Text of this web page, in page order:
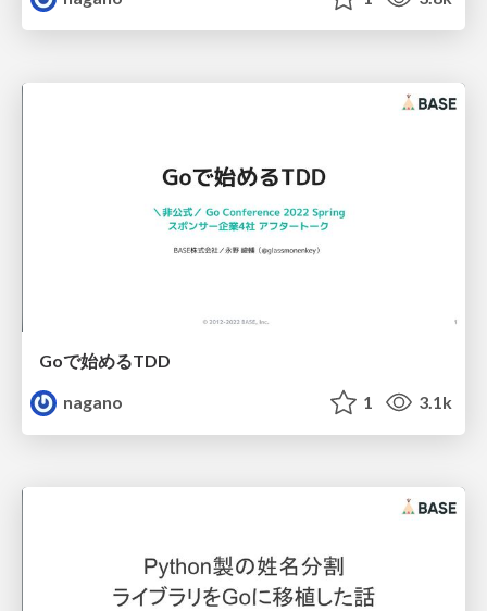
Goで始めるTDD
nagano
1 3.1k